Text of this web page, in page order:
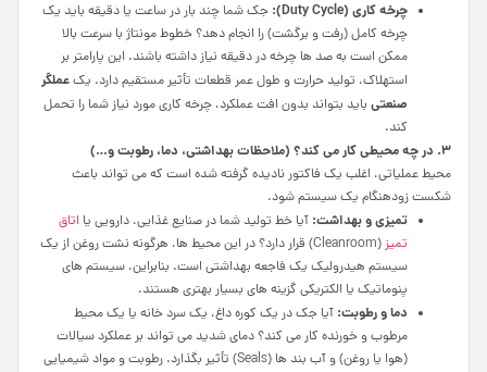
چرخه کاری (Duty Cycle
): جک شما چند بار در ساعت یا دقیقه باید یک
چرخه کامل (رفت و برگشت) را انجام دهد؟ خطوط مونتاژ با سرعت بالا
ممکن است به صد ها چرخه در دقیقه نیاز داشته باشند. این پارامتر بر
استهلاک، تولید حرارت و طول عمر قطعات تأثیر مستقیم دارد. یکعملگر
صنعتی باید بتواند بدون افت عملکرد، چرخه کاری مورد نیاز شما را تحمل
کند.
۳. در چه محیطی کار می کند؟ (ملاحظات بهداشتی، دما، رطوبت و…)
محیط عملیاتی، اغلب یک فاکتور نادیده گرفته شده است که می تواند باعث
شکست زودهنگام یک سیستم شود.
تمیزی و بهداشت: آیا خط تولید شما در صنایع غذایی، دارویی یا اتاق
تمیز
(Cleanroom) قرار دارد؟ در این محیط ها، هرگونه نشت روغن از یک
سیستم هیدرولیک یک فاجعه بهداشتی است. بنابراین، سیستم های
پنوماتیک یا الکتریکی گزینه های بسیار بهتری هستند.
دما و رطوبت: آیا جک در یک کوره داغ، یک سرد خانه یا یک محیط
مرطوب و خورنده کار می کند؟ دمای شدید می تواند بر عملکرد سیالات
(هوا یا روغن) و آب بند ها (Seals) تأثیر بگذارد. رطوبت و مواد شیمیایی